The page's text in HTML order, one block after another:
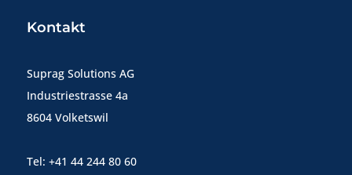
Kontakt
Suprag Solutions AG
Industriestrasse 4a
8604 Volketswil
Tel: +41 44 244 80 60